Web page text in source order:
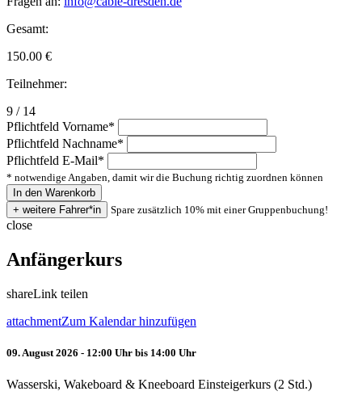
Gesamt:
150.00 €
Teilnehmer:
9 / 14
Pflichtfeld Vorname*
Pflichtfeld Nachname*
Pflichtfeld E-Mail*
* notwendige Angaben, damit wir die Buchung richtig zuordnen können
Spare zusätzlich 10% mit einer Gruppenbuchung!
close
Anfängerkurs
shareLink teilen
attachmentZum Kalendar hinzufügen
09. August 2026 - 12:00 Uhr bis 14:00 Uhr
Wasserski, Wakeboard & Kneeboard Einsteigerkurs (2 Std.)